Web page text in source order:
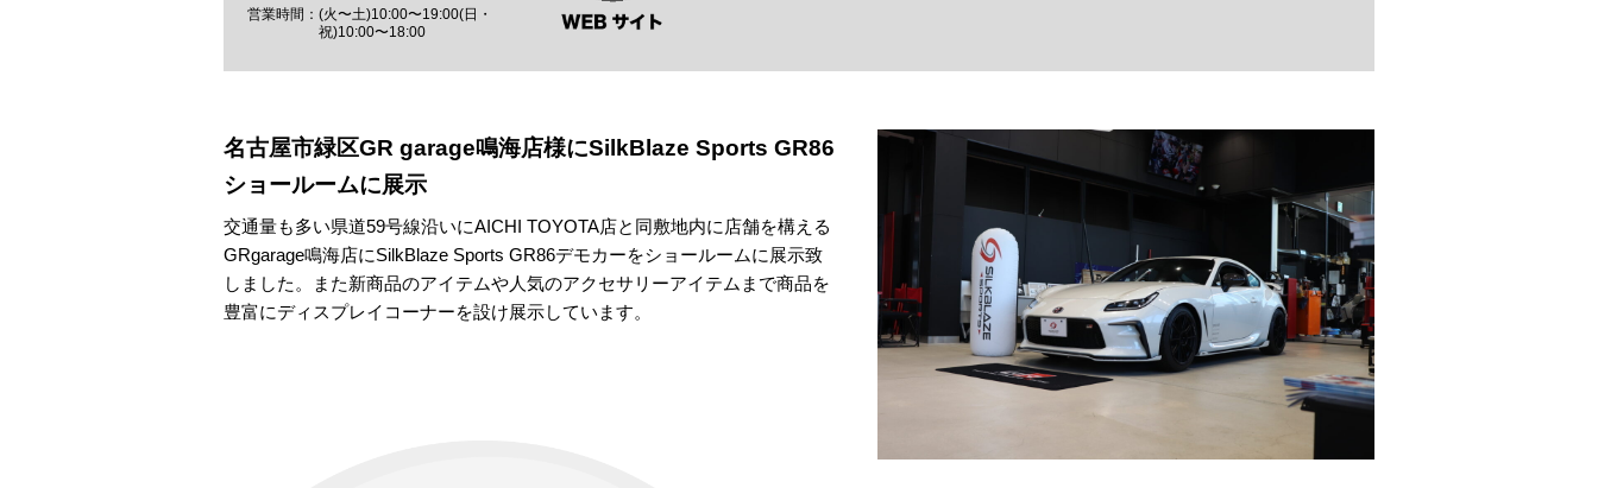
(火〜土)10:00〜19:00(日・
祝)10:00〜18:00
名古屋市緑区GR garage鳴海店様にSilkBlaze Sports GR86
ショールームに展示
交通量も多い県道59号線沿いにAICHI TOYOTA店と同敷地内に店舗を構える
GRgarage鳴海店にSilkBlaze Sports GR86デモカーをショールームに展示致
しました。また新商品のアイテムや人気のアクセサリーアイテムまで商品を
豊富にディスプレイコーナーを設け展示しています。